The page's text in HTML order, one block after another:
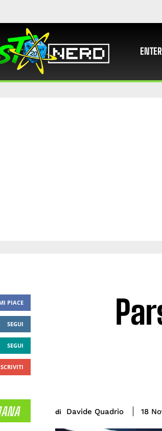
PIACE
SEGUI
SEGUI
di Davide Quadrio 18